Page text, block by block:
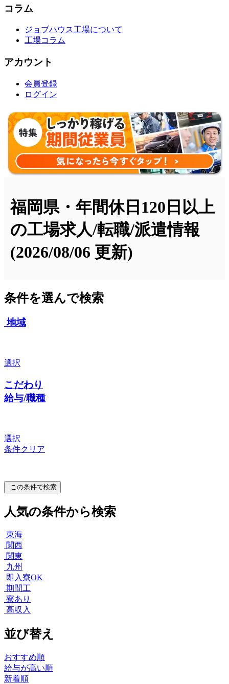
コラム
ジョブハウス工場について
工場コラム
アカウント
会員登録
ログイン
福岡県・年間休日120日以上
の工場求人/転職/派遣情報
(2026/08/06 更新)
条件を選んで検索
地域
選択
こだわり
給与/職種
選択
条件クリア
この条件で検索
人気の条件から検索
東海
関西
関東
九州
即入寮OK
期間工
寮あり
高収入
並び替え
おすすめ順
給与が高い順
新着順